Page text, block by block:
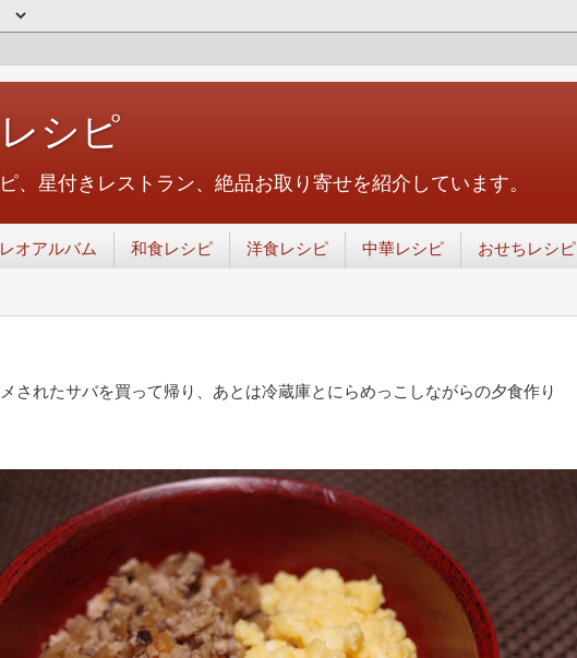
シピ
、星付きレストラン、絶品お取り寄せを紹介しています。
レオアルバム 和食レシピ 洋食レシピ 中華レシピ おせちレシピ
されたサバを買って帰り、あとは冷蔵庫とにらめっこしながらの夕食作り